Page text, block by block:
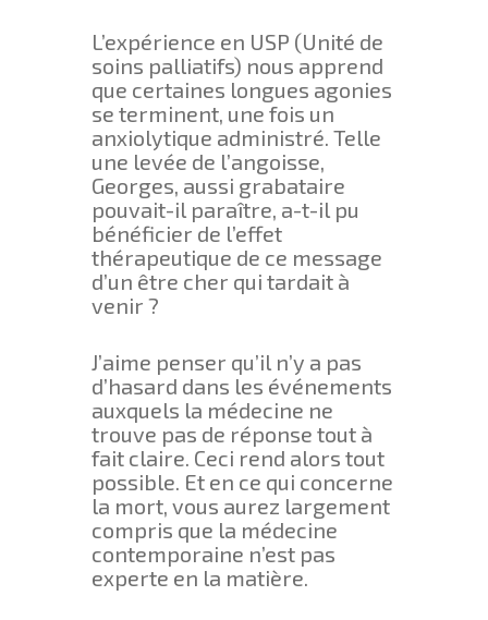
L’expérience en USP (Unité de
soins palliatifs) nous apprend
que certaines longues agonies
se terminent, une fois un
anxiolytique administré. Telle
une levée de l’angoisse,
Georges, aussi grabataire
pouvait-il paraître, a-t-il pu
bénéficier de l’effet
thérapeutique de ce message
d’un être cher qui tardait à
venir ?
J’aime penser qu’il n’y a pas
d’hasard dans les événements
auxquels la médecine ne
trouve pas de réponse tout à
fait claire. Ceci rend alors tout
possible. Et en ce qui concerne
la mort, vous aurez largement
compris que la médecine
contemporaine n’est pas
experte en la matière.